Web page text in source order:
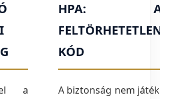
el a
HPA: A
FELTÖRHETETLEN
KÓD
A biztonság nem játék.